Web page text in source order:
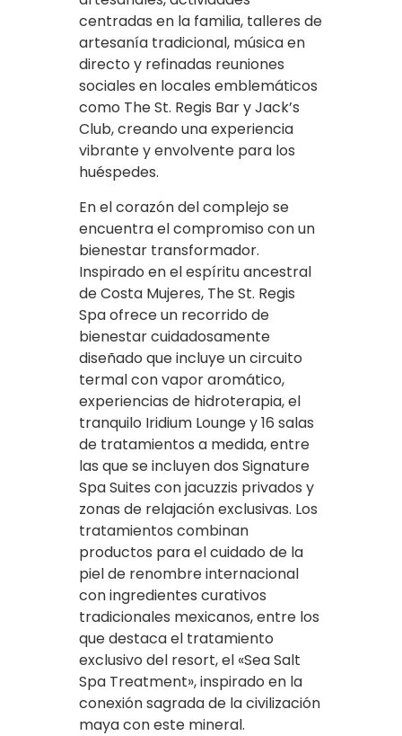
centradas en la familia, talleres de
artesanía tradicional, música en
directo y refinadas reuniones
sociales en locales emblemáticos
como The St. Regis Bar y Jack’s
Club, creando una experiencia
vibrante y envolvente para los
huéspedes.
En el corazón del complejo se
encuentra el compromiso con un
bienestar transformador.
Inspirado en el espíritu ancestral
de Costa Mujeres, The St. Regis
Spa ofrece un recorrido de
bienestar cuidadosamente
diseñado que incluye un circuito
termal con vapor aromático,
experiencias de hidroterapia, el
tranquilo Iridium Lounge y 16 salas
de tratamientos a medida, entre
las que se incluyen dos Signature
Spa Suites con jacuzzis privados y
zonas de relajación exclusivas. Los
tratamientos combinan
productos para el cuidado de la
piel de renombre internacional
con ingredientes curativos
tradicionales mexicanos, entre los
que destaca el tratamiento
exclusivo del resort, el «Sea Salt
Spa Treatment», inspirado en la
conexión sagrada de la civilización
maya con este mineral.